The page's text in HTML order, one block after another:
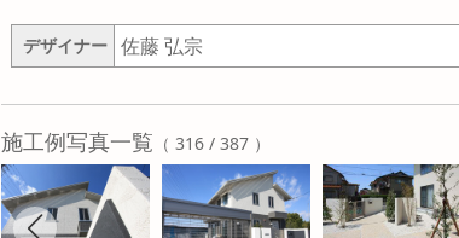
デザイナー 佐藤 弘宗
施工例写真一覧 （ 316 / 387 ）